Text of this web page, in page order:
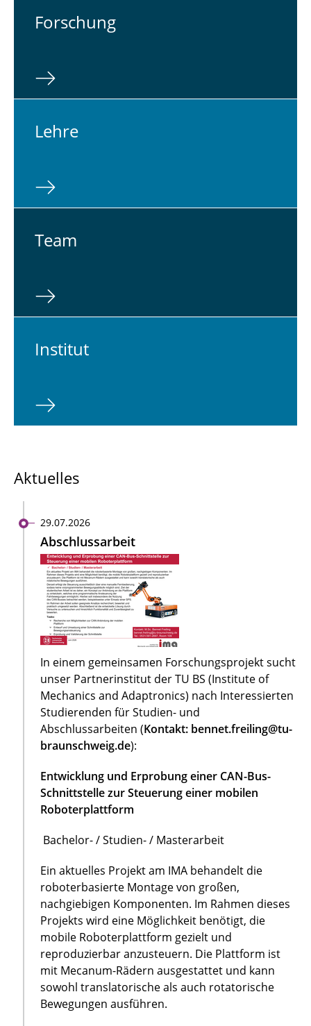
For­schung
Lehre
Team
In­sti­tut
Aktuelles
29.07.2026
Abschlussarbeit
In einem gemeinsamen Forschungsprojekt sucht
unser Partnerinstitut der TU BS (Institute of
Mechanics and Adaptronics) nach Interessierten
Studierenden für Studien- und
Abschlussarbeiten (Kontakt: bennet.freiling@tu-
braunschweig.de):
Entwicklung und Erprobung einer CAN-Bus-
Schnittstelle zur Steuerung einer mobilen
Roboterplattform
Bachelor- / Studien- / Masterarbeit
Ein aktuelles Projekt am IMA behandelt die
roboterbasierte Montage von großen,
nachgiebigen Komponenten. Im Rahmen dieses
Projekts wird eine Möglichkeit benötigt, die
mobile Roboterplattform gezielt und
reproduzierbar anzusteuern. Die Plattform ist
mit Mecanum-Rädern ausgestattet und kann
sowohl translatorische als auch rotatorische
Bewegungen ausführen.